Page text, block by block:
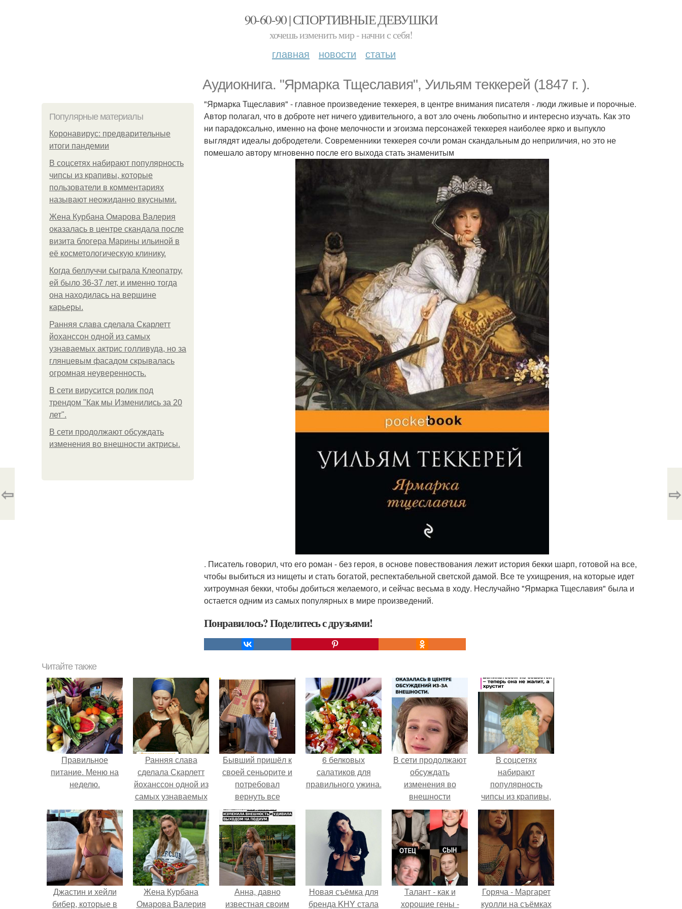
90-60-90 | СПОРТИВНЫЕ ДЕВУШКИ
хочешь изменить мир - начни с себя!
главная новости статьи
Аудиокнига. "Ярмарка Тщеславия", Уильям теккерей (1847 г. ).
Популярные материалы
Коронавирус: предварительные
итоги пандемии
В соцсетях набирают популярность
чипсы из крапивы, которые
пользователи в комментариях
называют неожиданно вкусными.
Жена Курбана Омарова Валерия
оказалась в центре скандала после
визита блогера Марины ильиной в
её косметологическую клинику.
Когда беллуччи сыграла Клеопатру,
ей было 36-37 лет, и именно тогда
она находилась на вершине
карьеры.
Ранняя слава сделала Скарлетт
йоханссон одной из самых
узнаваемых актрис голливуда, но за
глянцевым фасадом скрывалась
огромная неуверенность.
В сети вирусится ролик под
трендом "Как мы Изменились за 20
лет".
В сети продолжают обсуждать
изменения во внешности актрисы.
"Ярмарка Тщеславия" - главное произведение теккерея, в центре внимания писателя - люди лживые и порочные.
Автор полагал, что в доброте нет ничего удивительного, а вот зло очень любопытно и интересно изучать. Как это
ни парадоксально, именно на фоне мелочности и эгоизма персонажей теккерея наиболее ярко и выпукло
выглядят идеалы добродетели. Современники теккерея сочли роман скандальным до неприличия, но это не
помешало автору мгновенно после его выхода стать знаменитым
. Писатель говорил, что его роман - без героя, в основе повествования лежит история бекки шарп, готовой на все,
чтобы выбиться из нищеты и стать богатой, респектабельной светской дамой. Все те ухищрения, на которые идет
хитроумная бекки, чтобы добиться желаемого, и сейчас весьма в ходу. Неслучайно "Ярмарка Тщеславия" была и
остается одним из самых популярных в мире произведений.
Понравилось? Поделитесь с друзьями!
⇦ ⇨
Читайте также
Правильное
питание. Меню на
неделю.
Ранняя слава
сделала Скарлетт
йоханссон одной из
самых узнаваемых
актрис голливуда,
но за глянцевым
фасадом
скрывалась
огромная
неуверенность.
Бывший пришёл к
своей сеньорите и
потребовал
вернуть все
подарки.
6 белковых
салатиков для
правильного ужина.
В сети продолжают
обсуждать
изменения во
внешности
актрисы.
В соцсетях
набирают
популярность
чипсы из крапивы,
которые
пользователи в
комментариях
называют
неожиданно
вкусными.
Джастин и хейли
бибер, которые в
Жена Курбана
Омарова Валерия
Анна, давно
известная своим
Новая съёмка для
бренда KHY стала
Талант - как и
хорошие гены -
Горяча - Маргарет
куолли на съёмках